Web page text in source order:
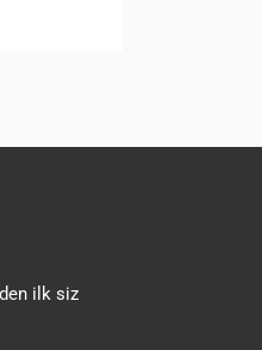
ilk siz